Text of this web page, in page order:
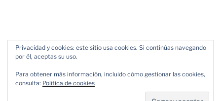
Funciona gracias a WordPress
Privacidad y cookies: este sitio usa cookies. Si continúas navegando
por él, aceptas su uso.
Para obtener más información, incluido cómo gestionar las cookies,
consulta: Política de cookies